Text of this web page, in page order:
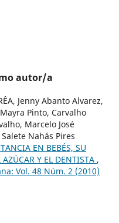
autor/a
Jenny Abanto Alvarez,
Pinto, Carvalho
Marcelo José
Nahás Pires
EN BEBÉS, SU
Y EL DENTISTA ,
Vol. 48 Núm. 2 (2010)